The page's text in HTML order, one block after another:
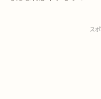
ス